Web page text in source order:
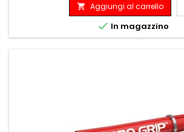
 Aggiungi al carrello
 In magazzino